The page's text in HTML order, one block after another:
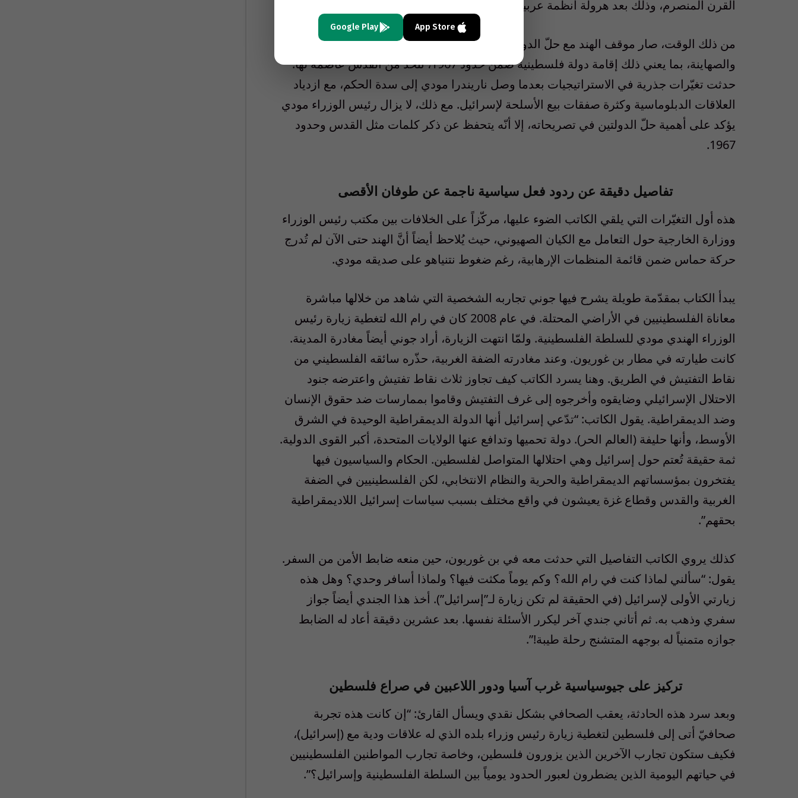
القرن المنصرم، وذلك بعد هرولة أنظمة عربية إلى التطبيع مع الكيان الصهيوني.
من ذلك الوقت، صار موقف الهند مع حلّ الدولتين، كحل للصراع الحالي بين الفلسطينيين
والصهاينة، بما يعني ذلك إقامة دولة فلسطينية ضمن حدود 1967، تتخذ من القدس عاصمةً لها.
حدثت تغيّرات جذرية في الاستراتيجيات بعدما وصل ناريندرا مودي إلى سدة الحكم، مع ازدياد
العلاقات الدبلوماسية وكثرة صفقات بيع الأسلحة لإسرائيل. مع ذلك، لا يزال رئيس الوزراء مودي
يؤكد على أهمية حلّ الدولتين في تصريحاته، إلا أنّه يتحفظ عن ذكر كلمات مثل القدس وحدود
1967.
تفاصيل دقيقة عن ردود فعل سياسية ناجمة عن طوفان الأقصى
هذه أول التغيّرات التي يلقي الكاتب الضوء عليها، مركّزاً على الخلافات بين مكتب رئيس الوزراء
ووزارة الخارجية حول التعامل مع الكيان الصهيوني، حيث يُلاحظ أيضاً أنَّ الهند حتى الآن لم تُدرج
حركة حماس ضمن قائمة المنظمات الإرهابية، رغم ضغوط نتنياهو على صديقه مودي.
يبدأ الكتاب بمقدّمة طويلة يشرح فيها جوني تجاربه الشخصية التي شاهد من خلالها مباشرة
معاناة الفلسطينيين في الأراضي المحتلة. في عام 2008 كان في رام الله لتغطية زيارة رئيس
الوزراء الهندي مودي للسلطة الفلسطينية. ولمّا انتهت الزيارة، أراد جوني أيضاً مغادرة المدينة.
كانت طيارته في مطار بن غوريون. وعند مغادرته الضفة الغربية، حذّره سائقه الفلسطيني من
نقاط التفتيش في الطريق. وهنا يسرد الكاتب كيف تجاوز ثلاث نقاط تفتيش واعترضه جنود
الاحتلال الإسرائيلي وضايقوه وأخرجوه إلى غرف التفتيش وقاموا بممارسات ضد حقوق الإنسان
وضد الديمقراطية. يقول الكاتب: “تدّعي إسرائيل أنها الدولة الديمقراطية الوحيدة في الشرق
الأوسط، وأنها حليفة (العالم الحر). دولة تحميها وتدافع عنها الولايات المتحدة، أكبر القوى الدولية.
ثمة حقيقة تُعتم حول إسرائيل وهي احتلالها المتواصل لفلسطين. الحكام والسياسيون فيها
يفتخرون بمؤسساتهم الديمقراطية والحرية والنظام الانتخابي، لكن الفلسطينيين في الضفة
الغربية والقدس وقطاع غزة يعيشون في واقع مختلف بسبب سياسات إسرائيل اللاديمقراطية
بحقهم”.
كذلك يروي الكاتب التفاصيل التي حدثت معه في بن غوريون، حين منعه ضابط الأمن من السفر.
يقول: “سألني لماذا كنت في رام الله؟ وكم يوماً مكثت فيها؟ ولماذا أسافر وحدي؟ وهل هذه
زيارتي الأولى لإسرائيل (في الحقيقة لم تكن زيارة لـ”إسرائيل”). أخذ هذا الجندي أيضاً جواز
سفري وذهب به. ثم أتاني جندي آخر ليكرر الأسئلة نفسها. بعد عشرين دقيقة أعاد له الضابط
جوازه متمنياً له بوجهه المتشنج رحلة طيبة!”.
تركيز على جيوسياسية غرب آسيا ودور اللاعبين في صراع فلسطين
وبعد سرد هذه الحادثة، يعقب الصحافي بشكل نقدي ويسأل القارئ: “إن كانت هذه تجربة
صحافيّ أتى إلى فلسطين لتغطية زيارة رئيس وزراء بلده الذي له علاقات ودية مع (إسرائيل)،
فكيف ستكون تجارب الآخرين الذين يزورون فلسطين، وخاصة تجارب المواطنين الفلسطينيين
في حياتهم اليومية الذين يضطرون لعبور الحدود يومياً بين السلطة الفلسطينية وإسرائيل؟”.
App Store
Google Play